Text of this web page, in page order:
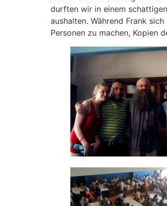
durften wir in einem
aushalten. Während Frank
Personen zu machen, Kopien